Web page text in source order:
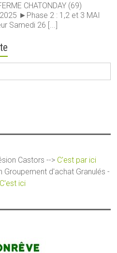
CHATONDAY (69)
►Phase 2 : 1,2 et 3 MAI
Samedi 26 [...]
Castors --> C'est par ici
Groupement d'achat Granulés -
C'est ici